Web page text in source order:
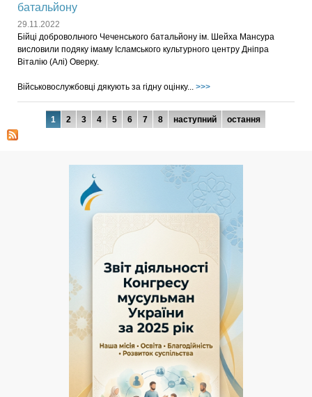
батальйону
29.11.2022
Бійці добровольчого Чеченського батальйону ім. Шейха Мансура
висловили подяку імаму Ісламського культурного центру Дніпра
Віталію (Алі) Оверку.
Військовослужбовці дякують за гідну оцінку... >>>
Сторінки
1 2 3 4 5 6 7 8 наступний остання